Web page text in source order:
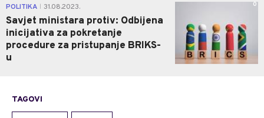
POLITIKA 31.08.2023.
Savjet ministara protiv: Odbijena
inicijativa za pokretanje
procedure za pristupanje BRIKS-
u
0
TAGOVI